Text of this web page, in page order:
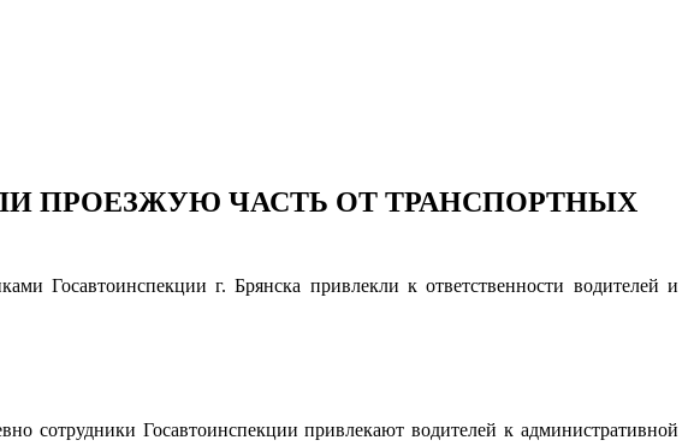
ПРОЕЗЖУЮ ЧАСТЬ ОТ ТРАНСПОРТНЫХ
Госавтоинспекции г. Брянска привлекли к ответственности водителей и
сотрудники Госавтоинспекции привлекают водителей к административной